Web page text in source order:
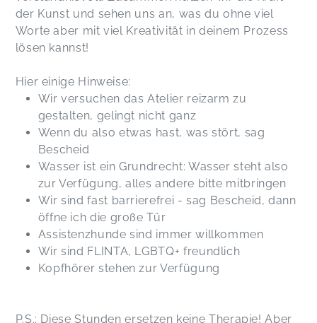
der Kunst und sehen uns an, was du ohne viel
Worte aber mit viel Kreativität in deinem Prozess
lösen kannst!
Hier einige Hinweise:
Wir versuchen das Atelier reizarm zu
gestalten, gelingt nicht ganz
Wenn du also etwas hast, was stört, sag
Bescheid
Wasser ist ein Grundrecht: Wasser steht also
zur Verfügung, alles andere bitte mitbringen
Wir sind fast barrierefrei - sag Bescheid, dann
öffne ich die große Tür
Assistenzhunde sind immer willkommen
Wir sind FLINTA, LGBTQ+ freundlich
Kopfhörer stehen zur Verfügung
P.S.: Diese Stunden ersetzen keine Therapie! Aber